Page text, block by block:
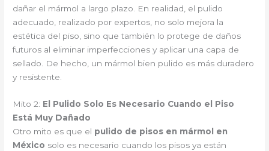
dañar el mármol a largo plazo. En realidad, el pulido
adecuado, realizado por expertos, no solo mejora la
estética del piso, sino que también lo protege de daños
futuros al eliminar imperfecciones y aplicar una capa de
sellado. De hecho, un mármol bien pulido es más duradero
y resistente.
Mito 2: El Pulido Solo Es Necesario Cuando el Piso
Está Muy Dañado
Otro mito es que el pulido de pisos en mármol en
México solo es necesario cuando los pisos ya están